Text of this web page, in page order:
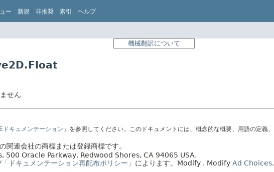
ー 新規 非推奨 索引 ヘルプ
機械翻訳について
せん
ドキュメンテーション」 を参照してください。このドキュメントには、概念的な概要、用語の定
連会社の商標または登録商標です。
Oracle Parkway, Redwood Shores, CA 94065 USA.
「ドキュメンテーション再配布ポリシー」 によります。 Modify . Modify Ad Choices.